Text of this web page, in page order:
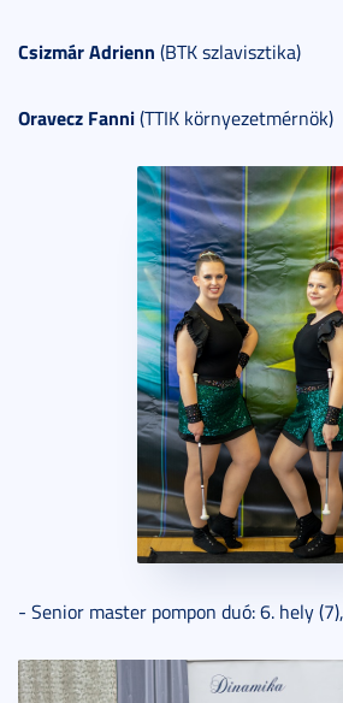
Csizmár Adrienn (BTK szlavisztika)
Oravecz Fanni(TTIK környezetmérnök)
- Senior master pompon duó: 6. hely